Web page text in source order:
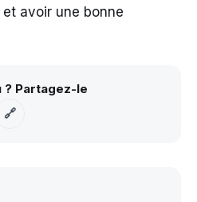
avoir une bonne
? Partagez-le
🔗